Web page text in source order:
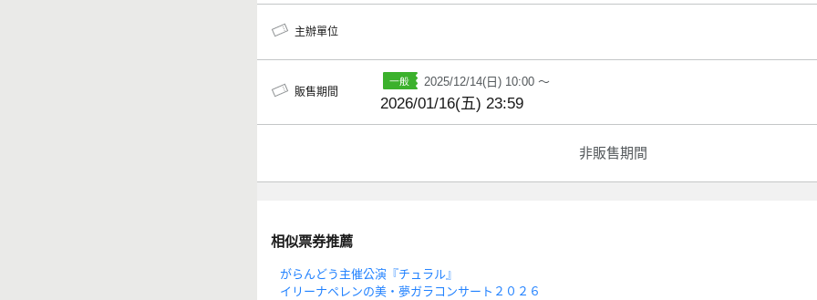
主辦單位
販售期間
2025/12/14(日) 10:00 ～
2026/01/16(五) 23:59
非販售期間
相似票券推薦
がらんどう主催公演『チュラル』
イリーナペレンの美・夢ガラコンサート２０２６